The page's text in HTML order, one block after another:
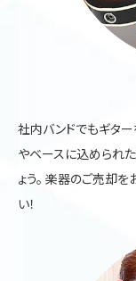
社内バンドでもギタ
やベースに込められ
ょう。 楽器のご売却
い！